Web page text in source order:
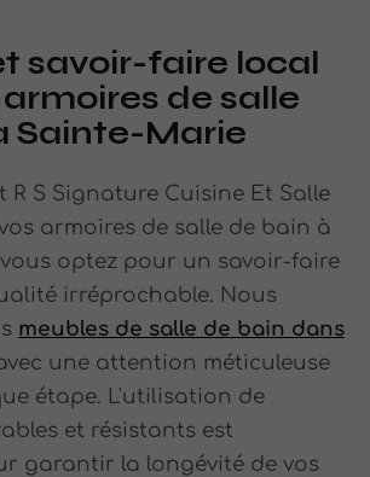
savoir-faire local
de salle
Sainte-Marie
R S Signature Cuisine Et Salle
armoires de salle de bain à
optez pour un savoir-faire
irréprochable. Nous
meubles de salle de bain dans
une attention méticuleuse
étape. L'utilisation de
et résistants est
garantir la longévité de vos